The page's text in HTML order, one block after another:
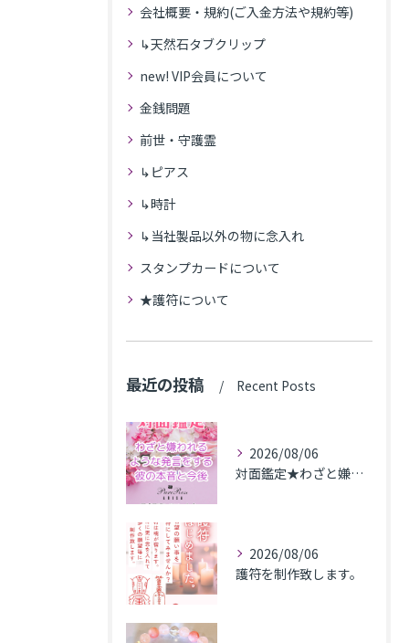
会社概要・規約(ご入金方法や規約等)
↳天然石タブクリップ
new! VIP会員について
金銭問題
前世・守護霊
↳ピアス
↳時計
↳当社製品以外の物に念入れ
スタンプカードについて
★護符について
最近の投稿 Recent Posts
2026/08/06
対面鑑定★わざと嫌われるような発言をする彼の本音と今後★埼玉県M.K様
2026/08/06
護符を制作致します。